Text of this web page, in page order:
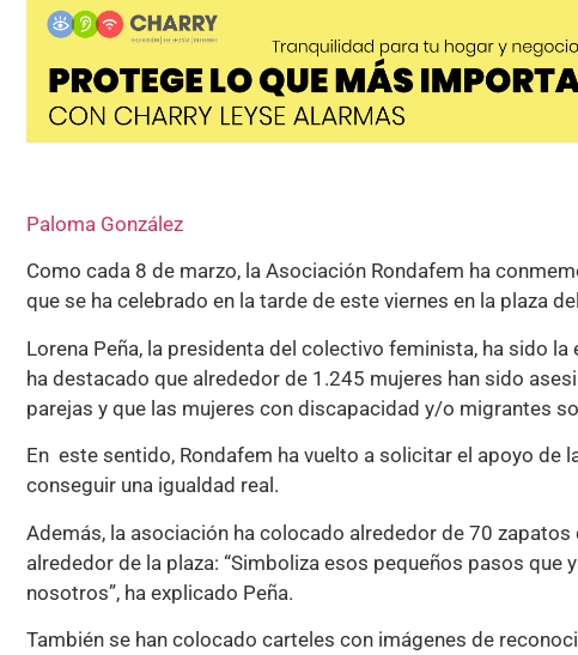
Paloma González
Como cada 8 de marzo, la Asociación Rondafem ha
que se ha celebrado en la tarde de este viernes en la plaza
Lorena Peña, la presidenta del colectivo feminista, ha sido
ha destacado que alrededor de 1.245 mujeres han sido
parejas y que las mujeres con discapacidad y/o migrantes
En este sentido, Rondafem ha vuelto a solicitar el apoyo
conseguir una igualdad real.
Además, la asociación ha colocado alrededor de 70
alrededor de la plaza: “Simboliza esos pequeños pasos
nosotros”, ha explicado Peña.
También se han colocado carteles con imágenes de